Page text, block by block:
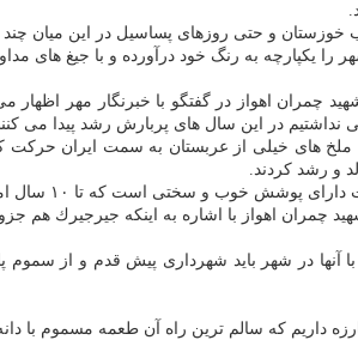
خوزستان و حتی روزهای پساسیل در این میان
یكپارچه به رنگ خود درآورده و با جیغ های
اهواز در گفتگو با خبرنگار مهر اظهار
نداشتیم در این سال های پربارش رشد پیدا می
های خیلی از عربستان به سمت ایران حركت
و رشد كردند.
تصریح می كند: حتی حرارتی كه به تخم این حشرات در ماسه می رسد هم نمی تواند آنها را از بین ببرد.
چمران اهواز با اشاره به اینكه جیرجیرك هم
داریم كه سالم ترین راه آن طعمه مسموم با